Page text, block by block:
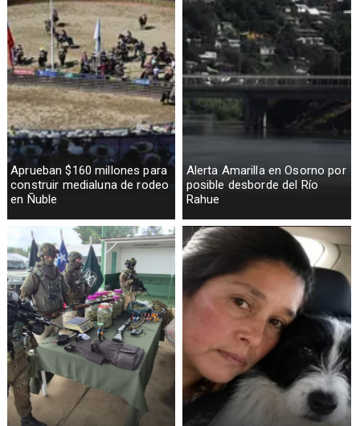
Aprueban $160 millones para
construir medialuna de rodeo
en Ñuble
Alerta Amarilla en Osorno por
posible desborde del Río
Rahue